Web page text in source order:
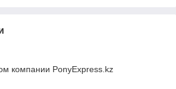
компании PonyExpress.kz